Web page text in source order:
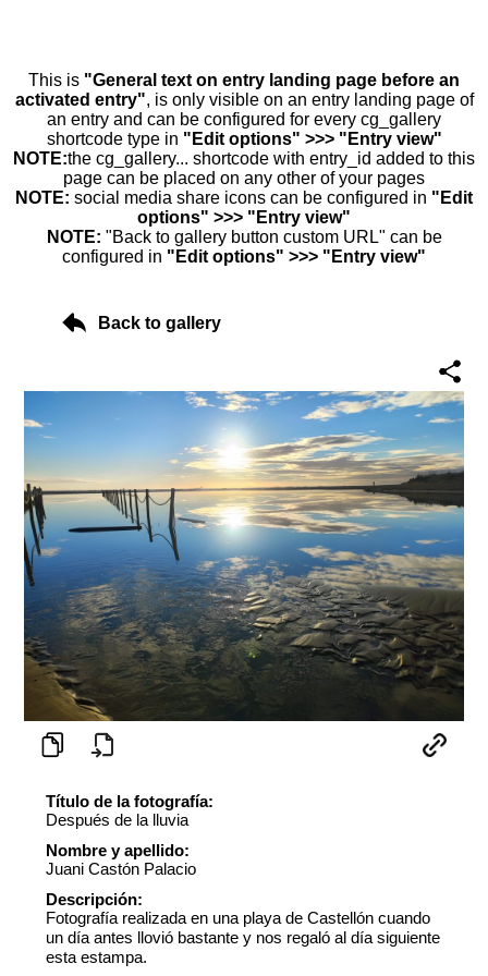
This is "General text on entry landing page before an
activated entry", is only visible on an entry landing page of
an entry and can be configured for every cg_gallery
shortcode type in "Edit options" >>> "Entry view"
NOTE:the cg_gallery... shortcode with entry_id added to this
page can be placed on any other of your pages
NOTE: social media share icons can be configured in "Edit
options" >>> "Entry view"
NOTE: "Back to gallery button custom URL" can be
configured in "Edit options" >>> "Entry view"
Back to gallery
Título de la fotografía:
Después de la lluvia
Nombre y apellido:
Juani Castón Palacio
Descripción:
Fotografía realizada en una playa de Castellón cuando
un día antes llovió bastante y nos regaló al día siguiente
esta estampa.